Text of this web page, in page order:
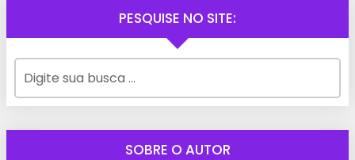
PESQUISE NO SITE:
SOBRE O AUTOR